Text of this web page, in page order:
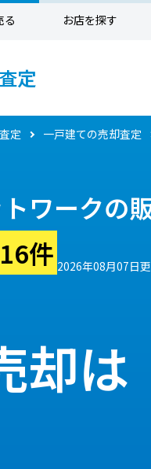
る お店を探す
定
定 一戸建ての売却査定
ワークの
件 2026年08月07日
却は